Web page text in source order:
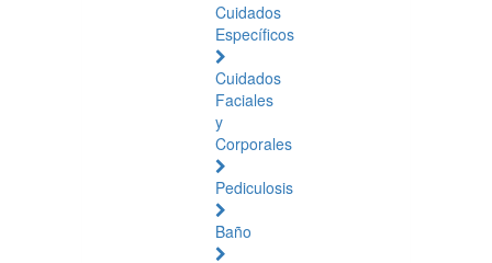
Cuidados
Específicos
Cuidados
Faciales
y
Corporales
Pediculosis
Baño